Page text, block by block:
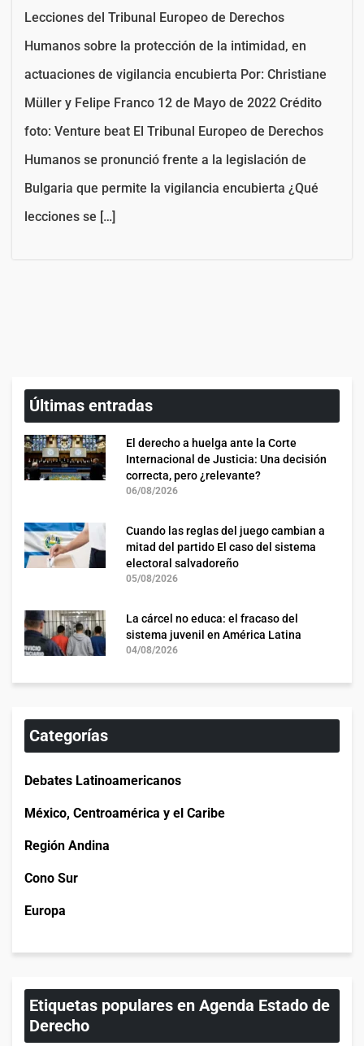
Lecciones del Tribunal Europeo de Derechos
Humanos sobre la protección de la intimidad, en
actuaciones de vigilancia encubierta Por: Christiane
Müller y Felipe Franco 12 de Mayo de 2022 Crédito
foto: Venture beat El Tribunal Europeo de Derechos
Humanos se pronunció frente a la legislación de
Bulgaria que permite la vigilancia encubierta ¿Qué
lecciones se […]
Últimas entradas
El derecho a huelga ante la Corte
Internacional de Justicia: Una decisión
correcta, pero ¿relevante?
06/08/2026
Cuando las reglas del juego cambian a
mitad del partido El caso del sistema
electoral salvadoreño
05/08/2026
La cárcel no educa: el fracaso del
sistema juvenil en América Latina
04/08/2026
Categorías
Debates Latinoamericanos
México, Centroamérica y el Caribe
Región Andina
Cono Sur
Europa
Etiquetas populares en Agenda Estado de
Derecho